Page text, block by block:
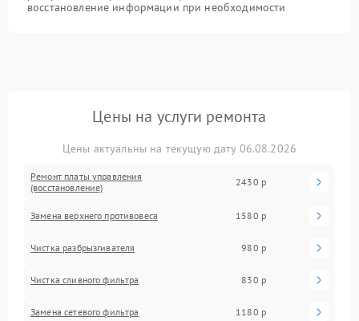
восстановление информации при необходимости
Цены на услуги ремонта
Цены актуальны на текущую дату 06.08.2026
Ремонт платы управления
(восстановление)
2430 р
Замена верхнего противовеса 1580 р
Чистка разбрызгивателя 980 р
Чистка сливного фильтра 830 р
Замена сетевого фильтра 1180 р